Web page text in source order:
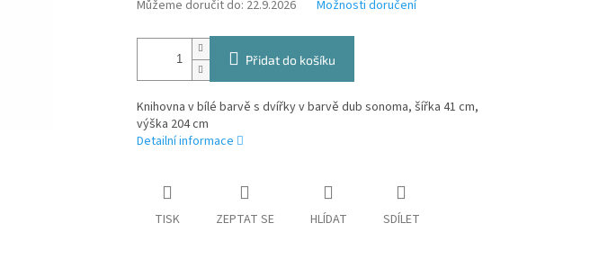
Můžeme doručit do: 22.9.2026 Možnosti doručení
Přidat do košíku
Knihovna v bílé barvě s dvířky v barvě dub sonoma, šířka 41 cm,
výška 204 cm
Detailní informace
TISK ZEPTAT SE HLÍDAT SDÍLET